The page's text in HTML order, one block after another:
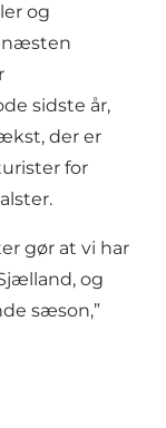
og
næsten
sidste år,
der er
for
gør at vi har
og
sæson,”